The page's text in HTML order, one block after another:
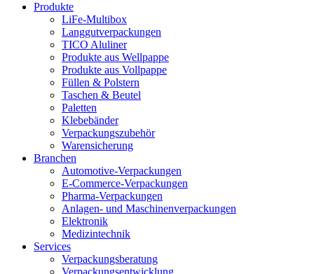
Produkte
LiFe-Multibox
Langgutverpackungen
TICO Aluliner
Produkte aus Wellpappe
Produkte aus Vollpappe
Füllen & Polstern
Taschen & Beutel
Paletten
Klebebänder
Verpackungszubehör
Warensicherung
Branchen
Automotive-Verpackungen
E-Commerce-Verpackungen
Pharma-Verpackungen
Anlagen- und Maschinenverpackungen
Elektronik
Medizintechnik
Services
Verpackungsberatung
Verpackungsentwicklung